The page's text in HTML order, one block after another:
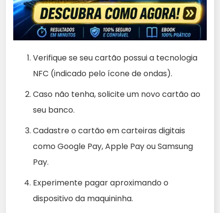
Verifique se seu cartão possui a tecnologia
NFC (indicado pelo ícone de ondas).
Caso não tenha, solicite um novo cartão ao
seu banco.
Cadastre o cartão em carteiras digitais
como Google Pay, Apple Pay ou Samsung
Pay.
Experimente pagar aproximando o
dispositivo da maquininha.